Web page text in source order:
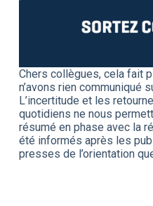
Chers collègues, cela fait
n’avons rien communiqué
L’incertitude et les
quotidiens ne nous
résumé en phase avec la
été informés après les
presses de l’orientation